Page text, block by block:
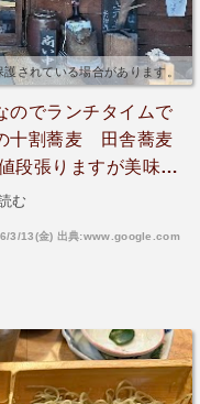
護されている場合があります。
でランチタイムで
十割蕎麦 田舎蕎麦
段張りますが美味し
館でタイミーする
む
3/13(金) 出典:www.google.com